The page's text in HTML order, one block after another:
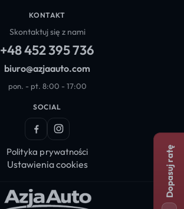
Dopasuj ratę
KONTAKT
Skontaktuj się z nami
+48 452 395 736
biuro@azjaauto.com
pon. - pt. 8:00 - 17:00
SOCIAL
FacebookInstagram
Polityka prywatności
Ustawienia cookies